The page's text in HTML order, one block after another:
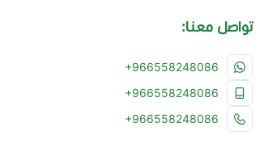
تواصل معنا:
+966558248086
+966558248086
+966558248086